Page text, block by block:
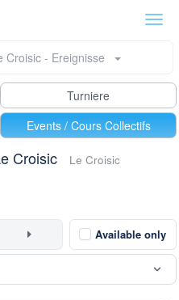
Croisic - Ereignisse
Turniere
Events / Cours Collectifs
Croisic Le Croisic
Available only